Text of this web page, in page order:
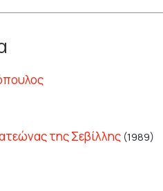
της Σεβίλλης (1989)